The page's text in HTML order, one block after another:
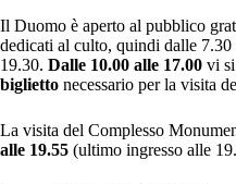
Il Duomo è aperto al pubblico
dedicati al culto, quindi dalle
19.30. Dalle 10.00 alle 17.00 vi
biglietto necessario per la visita
La visita del Complesso
alle 19.55 (ultimo ingresso alle